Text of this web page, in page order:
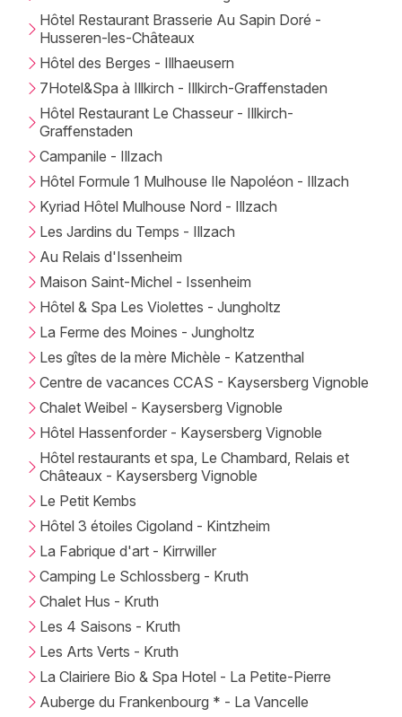
Hôtel Restaurant Brasserie Au Sapin Doré -
Husseren-les-Châteaux
Hôtel des Berges - Illhaeusern
7Hotel&Spa à Illkirch - Illkirch-Graffenstaden
Hôtel Restaurant Le Chasseur - Illkirch-
Graffenstaden
Campanile - Illzach
Hôtel Formule 1 Mulhouse Ile Napoléon - Illzach
Kyriad Hôtel Mulhouse Nord - Illzach
Les Jardins du Temps - Illzach
Au Relais d'Issenheim
Maison Saint-Michel - Issenheim
Hôtel & Spa Les Violettes - Jungholtz
La Ferme des Moines - Jungholtz
Les gîtes de la mère Michèle - Katzenthal
Centre de vacances CCAS - Kaysersberg Vignoble
Chalet Weibel - Kaysersberg Vignoble
Hôtel Hassenforder - Kaysersberg Vignoble
Hôtel restaurants et spa, Le Chambard, Relais et
Châteaux - Kaysersberg Vignoble
Le Petit Kembs
Hôtel 3 étoiles Cigoland - Kintzheim
La Fabrique d'art - Kirrwiller
Camping Le Schlossberg - Kruth
Chalet Hus - Kruth
Les 4 Saisons - Kruth
Les Arts Verts - Kruth
La Clairiere Bio & Spa Hotel - La Petite-Pierre
Auberge du Frankenbourg * - La Vancelle